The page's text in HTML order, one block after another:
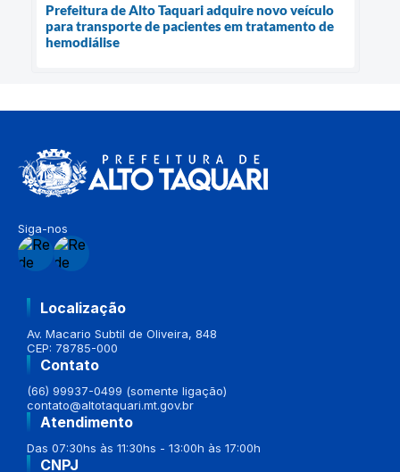
Prefeitura de Alto Taquari adquire novo veículo
para transporte de pacientes em tratamento de
hemodiálise
Siga-nos
Localização
Av. Macario Subtil de Oliveira, 848
CEP: 78785-000
Contato
(66) 99937-0499 (somente ligação)
contato@altotaquari.mt.gov.br
Atendimento
Das 07:30hs às 11:30hs - 13:00h às 17:00h
CNPJ